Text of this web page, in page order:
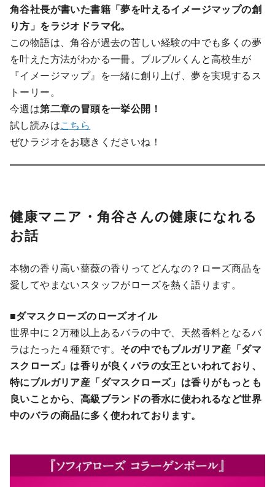
角谷社長が書いた書籍「夢を叶えるイメージマップの創
り方」をラジオドラマ化。
この物語は、角谷が過去の苦しい経験の中でも多くの夢
を叶えた方法がわかる一冊。ブルブルくんと高校生が
『イメージマップ』を一緒に創り上げ、夢を実現するス
トーリー。
今週は第二章の冒頭を一挙公開！
試し読みはこちら
ぜひラジオをお聴きくださいね！
健康マニア・角谷さんの健康になれる
お話
本物の香り高い薔薇の香りってどんなの？ローズ商品を
愛してやまないスタッフがローズを熱く語ります。
■ダマスクローズのローズオイル
世界中に２万種以上あるバラの中で、天然⾹料となるバ
ラはたった４種類です。 その中でもブルガリア産「ダマ
スクローズ」は⾹りが良くバラの⼥王といわれており、
特にブルガリア産「ダマスクローズ」は⾹りがもっとも
良いことから、⾼級ブランドの⾹⽔に使われるなど世界
中のバラの商品に多く使われております。